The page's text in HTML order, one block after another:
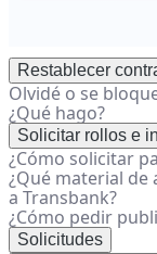
Restablecer
Olvidé o se
¿Qué hago?
Solicitar rollos e
¿Cómo solicitar
¿Qué material
a Transbank?
¿Cómo pedir
Solicitudes